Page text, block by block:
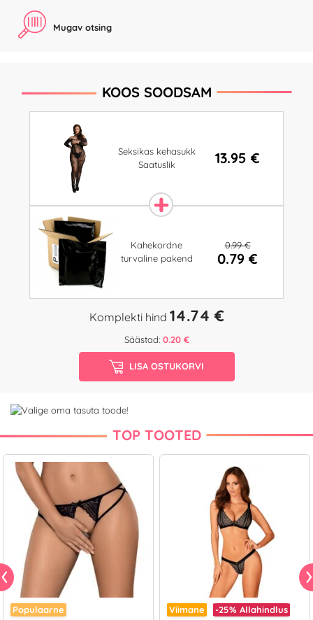
Mugav otsing
KOOS SOODSAM
Seksikas kehasukk
Saatuslik
13.95 €
Kahekordne
turvaline pakend
0.99 €
0.79 €
Komplekti hind 14.74 €
Säästad: 0.20 €
LISA OSTUKORVI
TOP TOOTED
Populaarne Viimane -25% Allahindlus